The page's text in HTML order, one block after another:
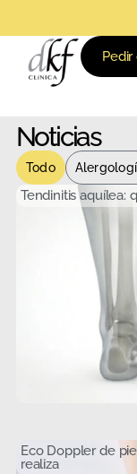
Pedir
Noticias
Todo
Tendinitis aquílea:
Eco Doppler de
realiza